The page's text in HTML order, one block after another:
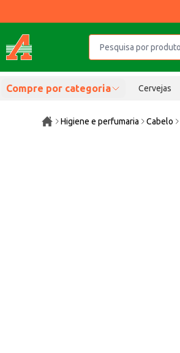
Compre por categoria Cervejas
Higiene e perfumaria Cabelo